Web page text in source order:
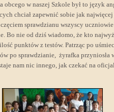
obcego w naszej Szkole był to język
chciał zapewnić sobie jak
sprawdzianu wszyscy
Bo nie od dziś wiadomo, że kto
punktów z testów. Patrząc po
po sprawdzianie, żyrafka przyniosła
nam nic innego, jak czekać na